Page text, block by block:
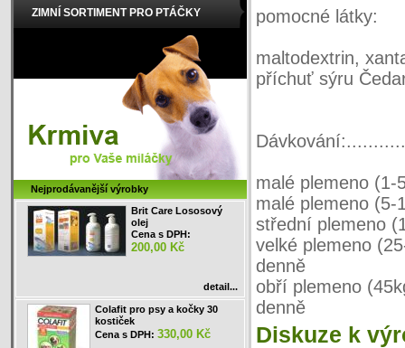
pomocné látky:
maltodextrin,
příchuť sýru
malé plemeno
malé plemeno
střední plemeno
velké plemeno
denně
obří plemeno
denně
Diskuze k
ZIMNÍ SORTIMENT PRO PTÁČKY
Nejprodávanější výrobky
Brit Care Lososový
olej
Cena s DPH:
200,00 Kč
detail...
Colafit pro psy a kočky 30
kostiček
Cena s DPH: 330,00 Kč